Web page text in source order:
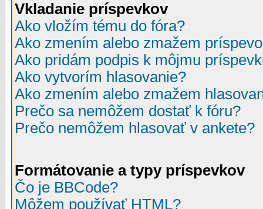
Vkladanie príspevkov
Ako vložím tému do fóra?
Ako zmením alebo zmažem
Ako pridám podpis k môjmu
Ako vytvorím hlasovanie?
Ako zmením alebo zmažem
Prečo sa nemôžem dostať k fóru?
Prečo nemôžem hlasovať v ankete?
Formátovanie a typy príspevkov
Čo je BBCode?
Môžem používať HTML?